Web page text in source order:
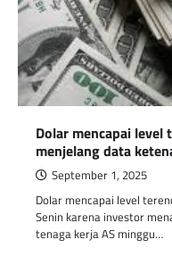
Dolar mencapai level
menjelang data
September 1, 2025
Dolar mencapai level
Senin karena investor
tenaga kerja AS minggu…